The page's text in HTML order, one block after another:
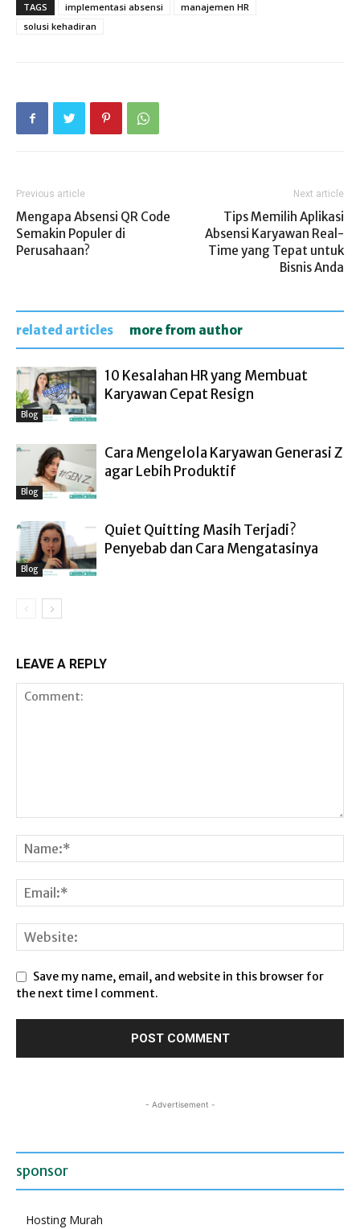
TAGS implementasi absensi
manajemen HR
solusi kehadiran
Previous article
Mengapa Absensi QR Code
Semakin Populer di
Perusahaan?
Next article
Tips Memilih Aplikasi
Absensi Karyawan Real-
Time yang Tepat untuk
Bisnis Anda
related articles more from author
Blog
10 Kesalahan HR yang Membuat
Karyawan Cepat Resign
Blog
Cara Mengelola Karyawan Generasi Z
agar Lebih Produktif
Blog
Quiet Quitting Masih Terjadi?
Penyebab dan Cara Mengatasinya
LEAVE A REPLY
Save my name, email, and website in this browser for
the next time I comment.
- Advertisement -
sponsor
Hosting Murah